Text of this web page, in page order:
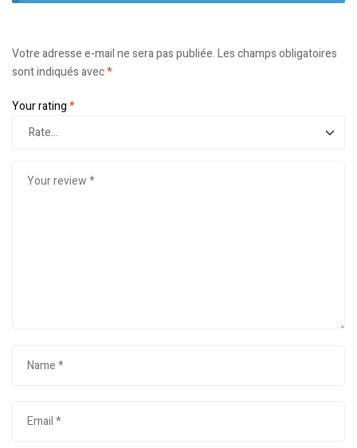
Votre adresse e-mail ne sera pas publiée.Les champs obligatoires
sont indiqués avec*
Your rating*